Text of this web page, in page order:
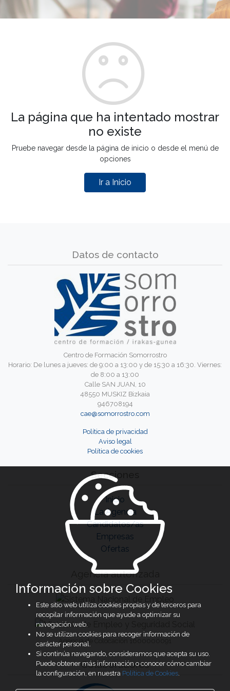
La página que ha intentado mostrar
no existe
Pruebe navegar desde la página de inicio o desde el menú de
opciones
Ir a Inicio
Datos de contacto
Centro de Formación Somorrostro
Horario: De lunes a jueves: de 9:00 a 13:00 y de 15:30 a 16:30. Viernes:
de 8:00 a 13:00
Calle SAN JUAN, 10
48550 MUSKIZ Bizkaia
946708194
cae@somorrostro.com
Política de privacidad
Aviso legal
Política de cookies
Secciones
Inicio
La Agencia
Candidatos/as
Empresas
Ofertas
Agencia autorizada
Agencia de Colocación 1600000091
Colaboradores
Información sobre Cookies
Este sitio web utiliza cookies propias y de terceros para
recopilar información que ayude a optimizar su
navegación web.
No se utilizan cookies para recoger información de
carácter personal.
Si continúa navegando, consideramos que acepta su uso.
Puede obtener más información o conocer cómo cambiar
la configuración, en nuestra Política de Cookies.